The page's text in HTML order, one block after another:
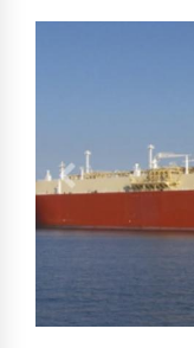
сталося? Адже